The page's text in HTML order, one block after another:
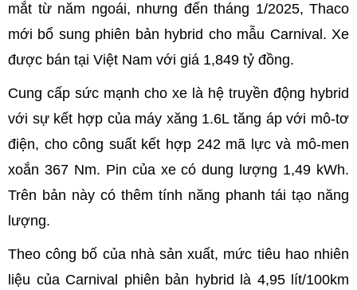
mắt từ năm ngoái, nhưng đến tháng 1/2025, Thaco
mới bổ sung phiên bản hybrid cho mẫu Carnival. Xe
được bán tại Việt Nam với giá 1,849 tỷ đồng.
Cung cấp sức mạnh cho xe là hệ truyền động hybrid
với sự kết hợp của máy xăng 1.6L tăng áp với mô-tơ
điện, cho công suất kết hợp 242 mã lực và mô-men
xoắn 367 Nm. Pin của xe có dung lượng 1,49 kWh.
Trên bản này có thêm tính năng phanh tái tạo năng
lượng.
Theo công bố của nhà sản xuất, mức tiêu hao nhiên
liệu của Carnival phiên bản hybrid là 4,95 lít/100km